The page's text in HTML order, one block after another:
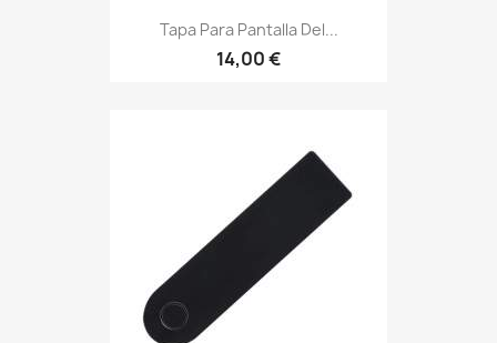
Tapa Para Pantalla Del...
14,00 €